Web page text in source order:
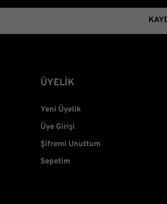
ÜYELİK
Yeni Üyelik
Üye Girişi
Şifremi Unuttum
Sepetim